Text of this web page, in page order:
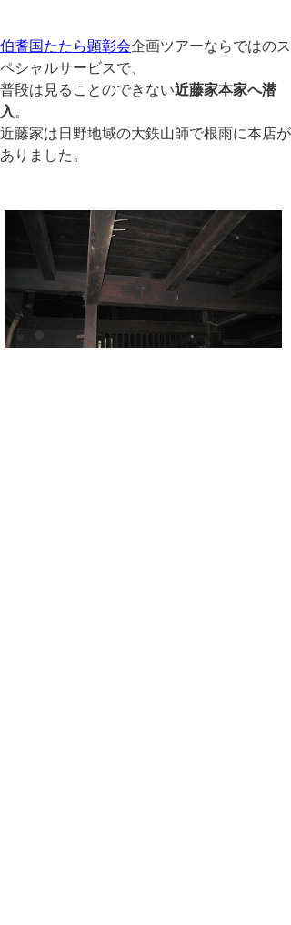
伯耆国たたら顕彰会企画ツアーならではのス
ペシャルサービスで、
普段は見ることのできない近藤家本家へ潜
入 。
近藤家は日野地域の大鉄山師で根雨に本店が
ありました。